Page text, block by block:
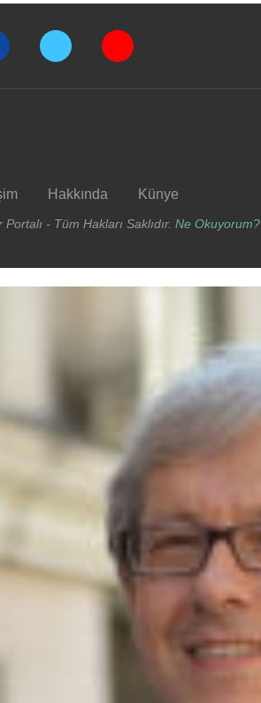
Hakkında Künye
- Tüm Hakları Saklıdır. Ne Okuyorum?